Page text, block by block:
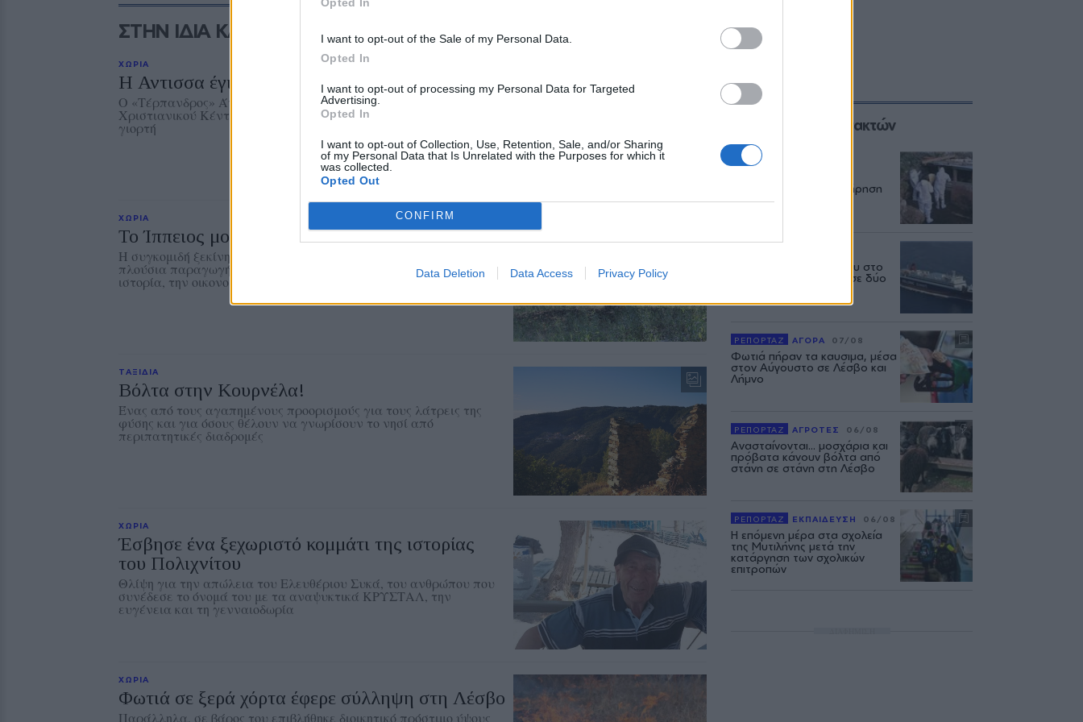
I want to opt-out of the Sale of my Personal Data.
Opted In
I want to opt-out of processing my Personal Data for Targeted
Advertising.
Opted In
I want to opt-out of Collection, Use, Retention, Sale, and/or Sharing
of my Personal Data that Is Unrelated with the Purposes for which it
was collected.
Opted Out
CONFIRM
Data Deletion Data Access Privacy Policy
ΣΤΗΝ ΙΔΙΑ ΚΑΤΗΓΟΡΙΑ
ΧΩΡΙΑ
Η Αντισσα έγινε μια μεγάλη χορευτική αγκαλιά
Ο «Τέρπανδρος» Άντισσας και το Χορευτικό Τμήμα του
Χριστιανικού Κέντρου Νεότητος αντάμωσαν σε μια ξεχωριστή
γιορτή
ΧΩΡΙΑ
Το Ίππειος μοσχοβολά σύκο από νωρίς φέτος
Η συγκομιδή ξεκίνησε νωρίτερα, τα δέντρα είναι φορτωμένα και η
πλούσια παραγωγή αναδεικνύει ξανά ένα προϊόν δεμένο με την
ιστορία, την οικονομία και τις γεύσεις του χωριού
ΤΑΞΙΔΙΑ
Βόλτα στην Κουρνέλα!
Ένας από τους αγαπημένους προορισμούς για τους λάτρεις της
φύσης και για όσους θέλουν να γνωρίσουν το νησί από
περιπατητικές διαδρομές
ΧΩΡΙΑ
Έσβησε ένα ξεχωριστό κομμάτι της ιστορίας
του Πολιχνίτου
Θλίψη για την απώλεια του Ελευθέριου Συκά, του ανθρώπου που
συνέδεσε το όνομά του με τα αναψυκτικά ΚΡΥΣΤΑΛ, την
ευγένεια και τη γενναιοδωρία
ΧΩΡΙΑ
Φωτιά σε ξερά χόρτα έφερε σύλληψη στη Λέσβο
Παράλληλα, σε βάρος του επιβλήθηκε διοικητικό πρόστιμο ύψους
Επιλογές των Συντακτών
ΑΓΡΟΤΕΣ
εξαπλώνεται και η επιτήρηση
πάει... διακοπές
Δεύτερη εμπλοκή κάβου στο
«Νήσος Ρόδος» μέσα σε δύο
ΡΕΠΟΡΤΑΖ ΑΓΟΡΑ 07/08
Φωτιά πήραν τα καυσιμα, μέσα
στον Αύγουστο σε Λέσβο και
Λήμνο
ΡΕΠΟΡΤΑΖ ΑΓΡΟΤΕΣ 06/08
Ανασταίνονται... μοσχάρια και
πρόβατα κάνουν βόλτα από
στάνη σε στάνη στη Λέσβο
ΡΕΠΟΡΤΑΖ ΕΚΠΑΙΔΕΥΣΗ 06/08
Η επόμενη μέρα στα σχολεία
της Μυτιλήνης μετά την
κατάργηση των σχολικών
επιτροπών